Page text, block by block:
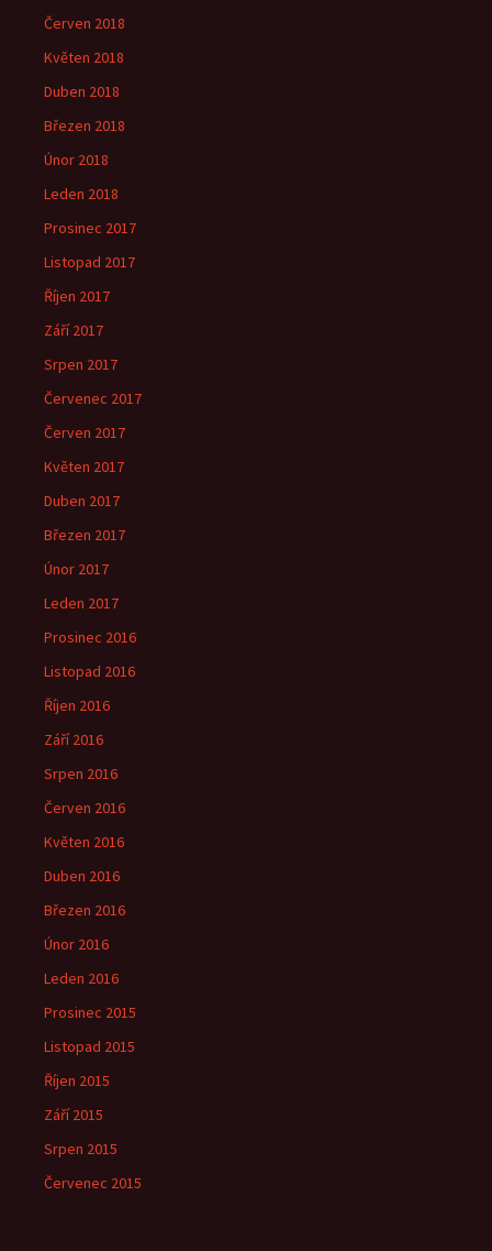
Červen 2018
Květen 2018
Duben 2018
Březen 2018
Únor 2018
Leden 2018
Prosinec 2017
Listopad 2017
Říjen 2017
Září 2017
Srpen 2017
Červenec 2017
Červen 2017
Květen 2017
Duben 2017
Březen 2017
Únor 2017
Leden 2017
Prosinec 2016
Listopad 2016
Říjen 2016
Září 2016
Srpen 2016
Červen 2016
Květen 2016
Duben 2016
Březen 2016
Únor 2016
Leden 2016
Prosinec 2015
Listopad 2015
Říjen 2015
Září 2015
Srpen 2015
Červenec 2015